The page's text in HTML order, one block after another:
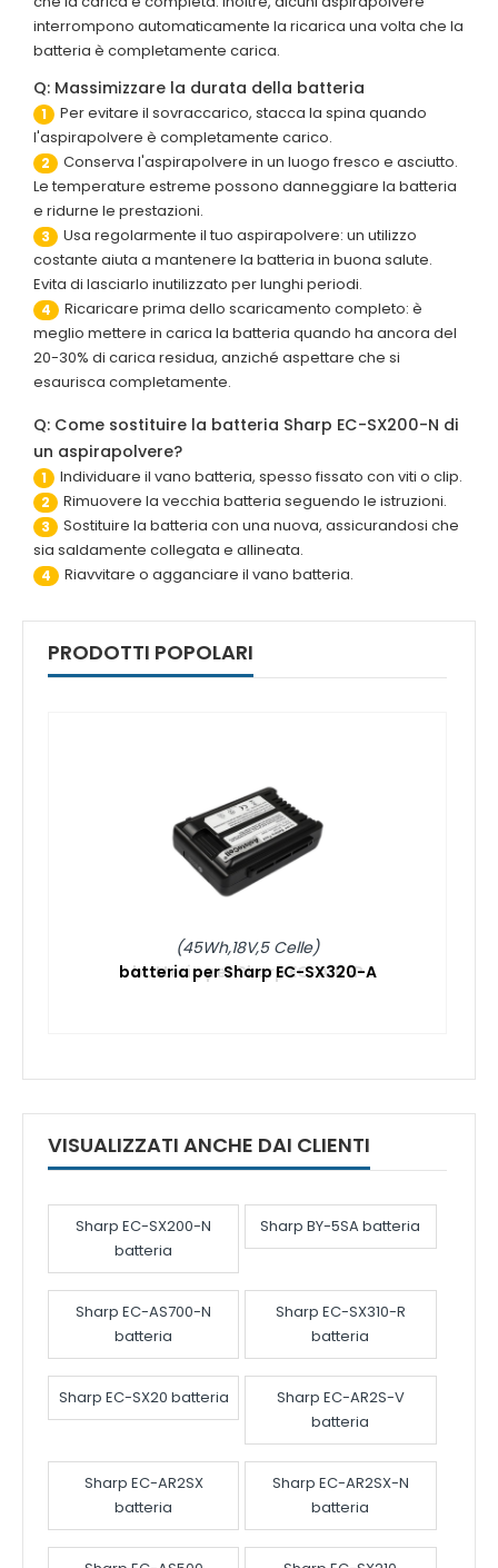
interrompono automaticamente la ricarica una volta che la
batteria è completamente carica.
Q: Massimizzare la durata della batteria
1
Per evitare il sovraccarico, stacca la spina quando
l'aspirapolvere è completamente carico.
2
Conserva l'aspirapolvere in un luogo fresco e asciutto.
Le temperature estreme possono danneggiare la batteria
e ridurne le prestazioni.
3
Usa regolarmente il tuo aspirapolvere: un utilizzo
costante aiuta a mantenere la batteria in buona salute.
Evita di lasciarlo inutilizzato per lunghi periodi.
4
Ricaricare prima dello scaricamento completo: è
meglio mettere in carica la batteria quando ha ancora del
20-30% di carica residua, anziché aspettare che si
esaurisca completamente.
Q: Come sostituire la batteria Sharp EC-SX200-N di
un aspirapolvere?
1 Individuare il vano batteria, spesso fissato con viti o clip.
2 Rimuovere la vecchia batteria seguendo le istruzioni.
3
Sostituire la batteria con una nuova, assicurandosi che
sia saldamente collegata e allineata.
4 Riavvitare o agganciare il vano batteria.
PRODOTTI POPOLARI
(45Wh,18V,5 Celle)
batteria per Sharp EC-SX320-A
VISUALIZZATI ANCHE DAI CLIENTI
Sharp EC-SX200-N
batteria
Sharp BY-5SA batteria
Sharp EC-AS700-N
batteria
Sharp EC-SX310-R
batteria
Sharp EC-SX20 batteria
Sharp EC-AR2S-V
batteria
Sharp EC-AR2SX
batteria
Sharp EC-AR2SX-N
batteria